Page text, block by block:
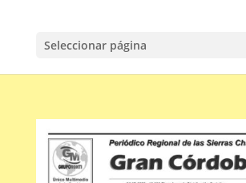
Seleccionar página